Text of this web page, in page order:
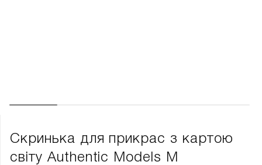
Скринька для прикрас з картою
світу Authentic Models М